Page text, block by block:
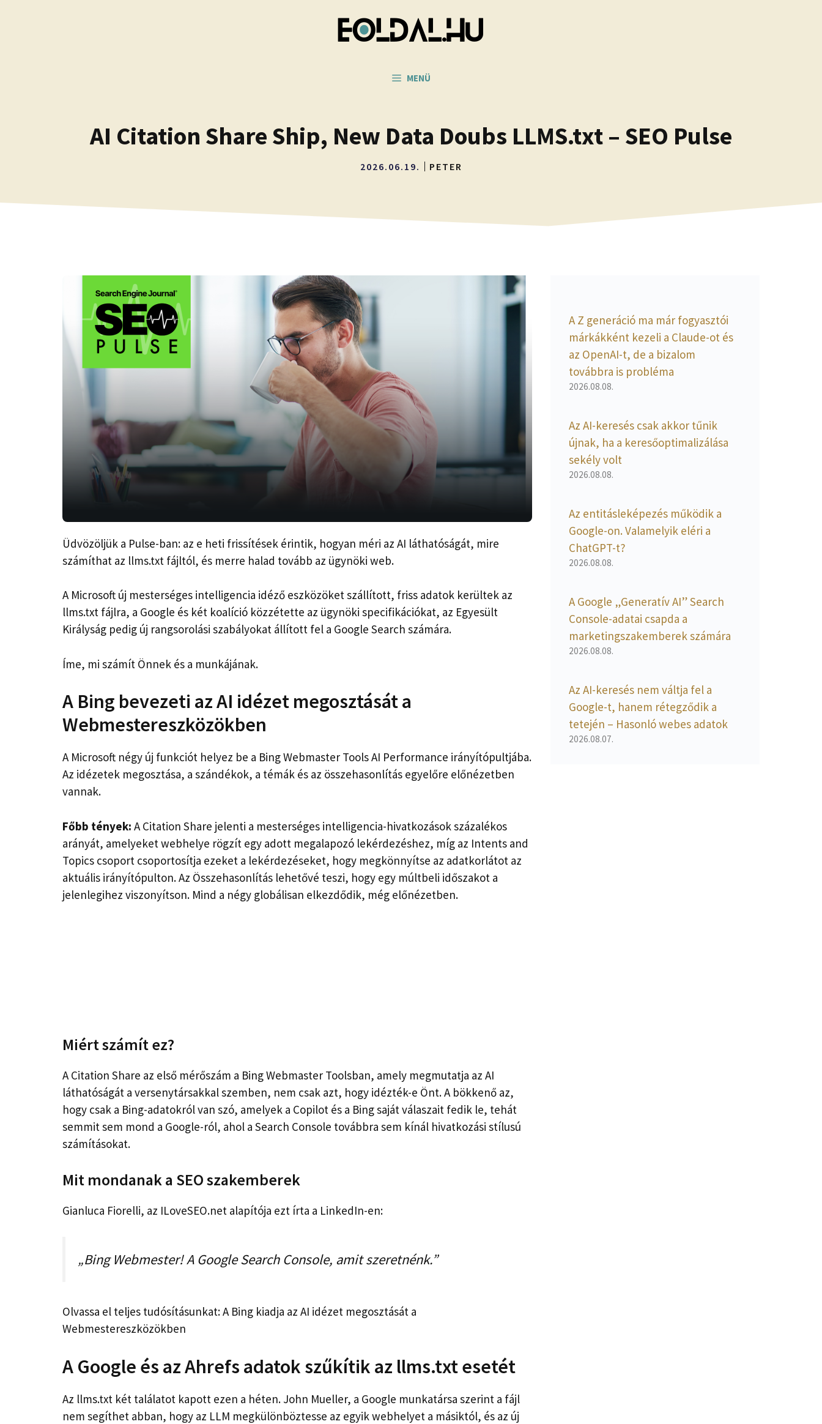
MENÜ
AI Citation Share Ship, New Data Doubs LLMS.txt – SEO Pulse
2026.06.19. PETER
Üdvözöljük a Pulse-ban: az e heti frissítések érintik, hogyan méri az AI láthatóságát, mire
számíthat az llms.txt fájltól, és merre halad tovább az ügynöki web.
A Microsoft új mesterséges intelligencia idéző ​​eszközöket szállított, friss adatok kerültek az
llms.txt fájlra, a Google és két koalíció közzétette az ügynöki specifikációkat, az Egyesült
Királyság pedig új rangsorolási szabályokat állított fel a Google Search számára.
Íme, mi számít Önnek és a munkájának.
A Bing bevezeti az AI idézet megosztását a
Webmestereszközökben
A Microsoft négy új funkciót helyez be a Bing Webmaster Tools AI Performance irányítópultjába.
Az idézetek megosztása, a szándékok, a témák és az összehasonlítás egyelőre előnézetben
vannak.
Főbb tények: A Citation Share jelenti a mesterséges intelligencia-hivatkozások százalékos
arányát, amelyeket webhelye rögzít egy adott megalapozó lekérdezéshez, míg az Intents and
Topics csoport csoportosítja ezeket a lekérdezéseket, hogy megkönnyítse az adatkorlátot az
aktuális irányítópulton. Az Összehasonlítás lehetővé teszi, hogy egy múltbeli időszakot a
jelenlegihez viszonyítson. Mind a négy globálisan elkezdődik, még előnézetben.
Miért számít ez?
A Citation Share az első mérőszám a Bing Webmaster Toolsban, amely megmutatja az AI
láthatóságát a versenytársakkal szemben, nem csak azt, hogy idézték-e Önt. A bökkenő az,
hogy csak a Bing-adatokról van szó, amelyek a Copilot és a Bing saját válaszait fedik le, tehát
semmit sem mond a Google-ról, ahol a Search Console továbbra sem kínál hivatkozási stílusú
számításokat.
Mit mondanak a SEO szakemberek
Gianluca Fiorelli, az ILoveSEO.net alapítója ezt írta a LinkedIn-en:
„Bing Webmester! A Google Search Console, amit szeretnénk.”
Olvassa el teljes tudósításunkat: A Bing kiadja az AI idézet megosztását a
Webmestereszközökben
A Google és az Ahrefs adatok szűkítik az llms.txt esetét
Az llms.txt két találatot kapott ezen a héten. John Mueller, a Google munkatársa szerint a fájl
nem segíthet abban, hogy az LLM megkülönböztesse az egyik webhelyet a másiktól, és az új
A Z generáció ma már fogyasztói
márkákként kezeli a Claude-ot és
az OpenAI-t, de a bizalom
továbbra is probléma
2026.08.08.
Az AI-keresés csak akkor tűnik
újnak, ha a keresőoptimalizálása
sekély volt
2026.08.08.
Az entitásleképezés működik a
Google-on. Valamelyik eléri a
ChatGPT-t?
2026.08.08.
A Google „Generatív AI” Search
Console-adatai csapda a
marketingszakemberek számára
2026.08.08.
Az AI-keresés nem váltja fel a
Google-t, hanem rétegződik a
tetején – Hasonló webes adatok
2026.08.07.